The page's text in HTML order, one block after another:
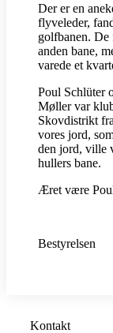
Der er en
flyveleder,
golfbanen.
anden bane,
varede et
Poul Schlüter
Møller var
Skovdistrikt
vores jord,
den jord, ville
hullers bane.
Æret være
Bestyrelsen
Kontakt